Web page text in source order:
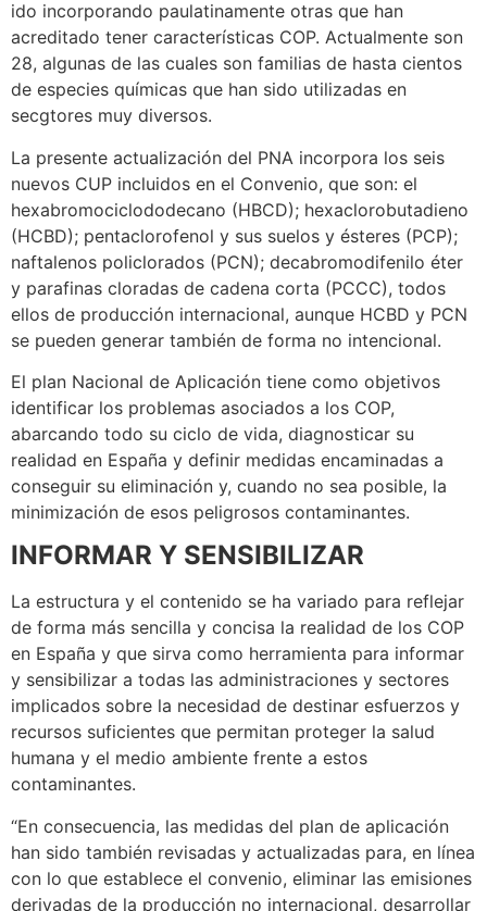
ido incorporando paulatinamente otras que han
acreditado tener características COP. Actualmente son
28, algunas de las cuales son familias de hasta cientos
de especies químicas que han sido utilizadas en
secgtores muy diversos.
La presente actualización del PNA incorpora los seis
nuevos CUP incluidos en el Convenio, que son: el
hexabromociclododecano (HBCD); hexaclorobutadieno
(HCBD); pentaclorofenol y sus suelos y ésteres (PCP);
naftalenos policlorados (PCN); decabromodifenilo éter
y parafinas cloradas de cadena corta (PCCC), todos
ellos de producción internacional, aunque HCBD y PCN
se pueden generar también de forma no intencional.
El plan Nacional de Aplicación tiene como objetivos
identificar los problemas asociados a los COP,
abarcando todo su ciclo de vida, diagnosticar su
realidad en España y definir medidas encaminadas a
conseguir su eliminación y, cuando no sea posible, la
minimización de esos peligrosos contaminantes.
INFORMAR Y SENSIBILIZAR
La estructura y el contenido se ha variado para reflejar
de forma más sencilla y concisa la realidad de los COP
en España y que sirva como herramienta para informar
y sensibilizar a todas las administraciones y sectores
implicados sobre la necesidad de destinar esfuerzos y
recursos suficientes que permitan proteger la salud
humana y el medio ambiente frente a estos
contaminantes.
“En consecuencia, las medidas del plan de aplicación
han sido también revisadas y actualizadas para, en línea
con lo que establece el convenio, eliminar las emisiones
derivadas de la producción no internacional, desarrollar